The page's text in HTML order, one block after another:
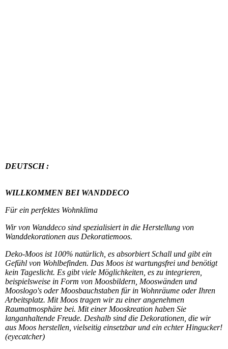
DEUTSCH :
WILLKOMMEN BEI WANDDECO
Für ein perfektes Wohnklima
Wir von Wanddeco sind spezialisiert in die Herstellung von
Wanddekorationen aus Dekoratiemoos.
Deko-Moos ist 100% natürlich, es absorbiert Schall und gibt ein
Gefühl von Wohlbefinden. Das Moos ist wartungsfrei und benötigt
kein Tageslicht. Es gibt viele Möglichkeiten, es zu integrieren,
beispielsweise in Form von Moosbildern, Mooswänden und
Mooslogo's oder Moosbauchstaben für in Wohnräume oder Ihren
Arbeitsplatz. Mit Moos tragen wir zu einer angenehmen
Raumatmosphäre bei. Mit einer Mooskreation haben Sie
langanhaltende Freude. Deshalb sind die Dekorationen, die wir
aus Moos herstellen, vielseitig einsetzbar und ein echter Hingucker!
(eyecatcher)